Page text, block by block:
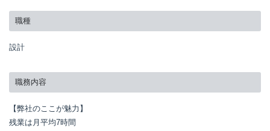
職種
設計
職務内容
【弊社のここが魅力】
残業は月平均7時間